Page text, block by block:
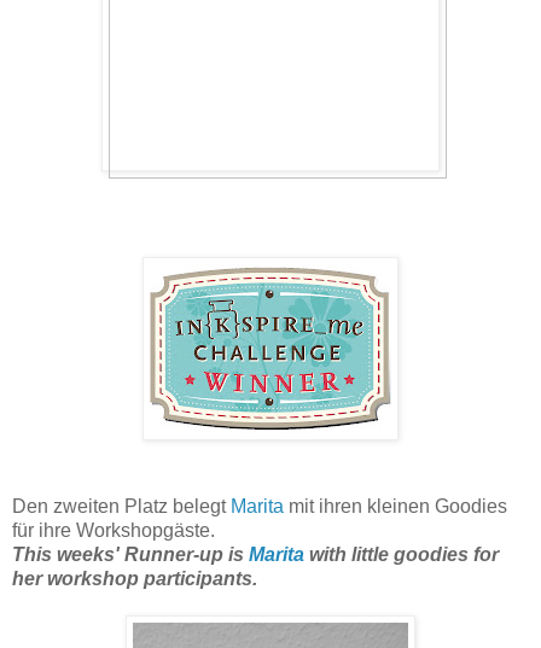
Den zweiten Platz belegt Marita mit ihren kleinen Goodies
für ihre Workshopgäste.
This weeks' Runner-up is Marita with little goodies for
her workshop participants.